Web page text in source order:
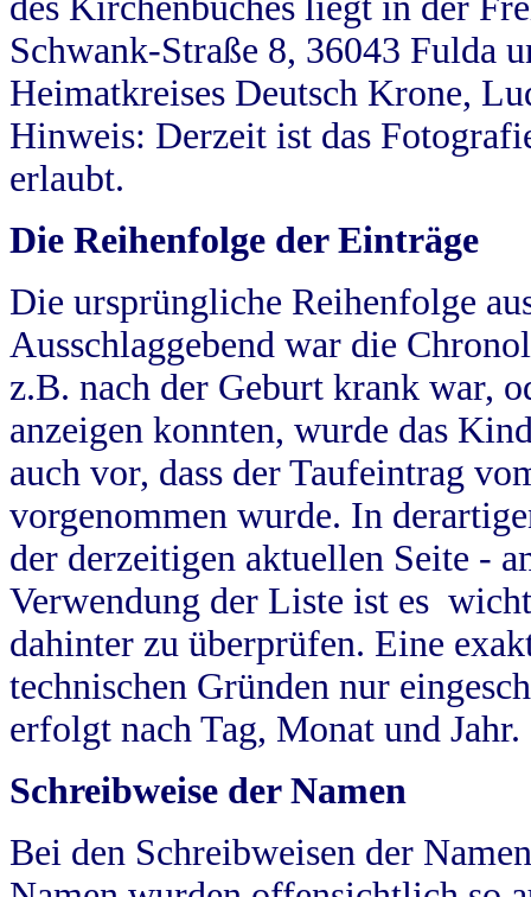
Schwank-Straße 8, 36043 Fulda
Heimatkreises Deutsch Krone,
Hinweis: Derzeit ist das
erlaubt.
Die Reihenfolge der Einträge
Die ursprüngliche Reihenfolge
Ausschlaggebend war die
z.B. nach der Geburt krank war,
anzeigen konnten, wurde das
auch vor, dass der Taufeintrag
vorgenommen wurde. In
der derzeitigen aktuellen Seite -
Verwendung der Liste ist es
dahinter zu überprüfen. Eine
technischen Gründen nur
erfolgt nach Tag, Monat und Jahr.
Schreibweise der Namen
Bei den Schreibweisen der